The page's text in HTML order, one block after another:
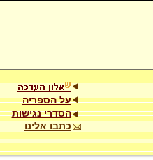
על הספריה
הסדרי נגישות
כתבו אלינו